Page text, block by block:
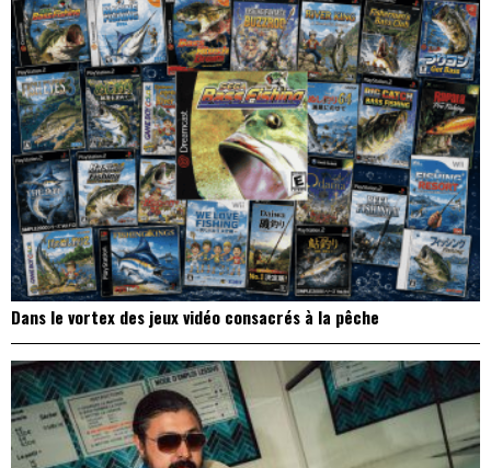
Dans le vortex des jeux vidéo consacrés à la pêche